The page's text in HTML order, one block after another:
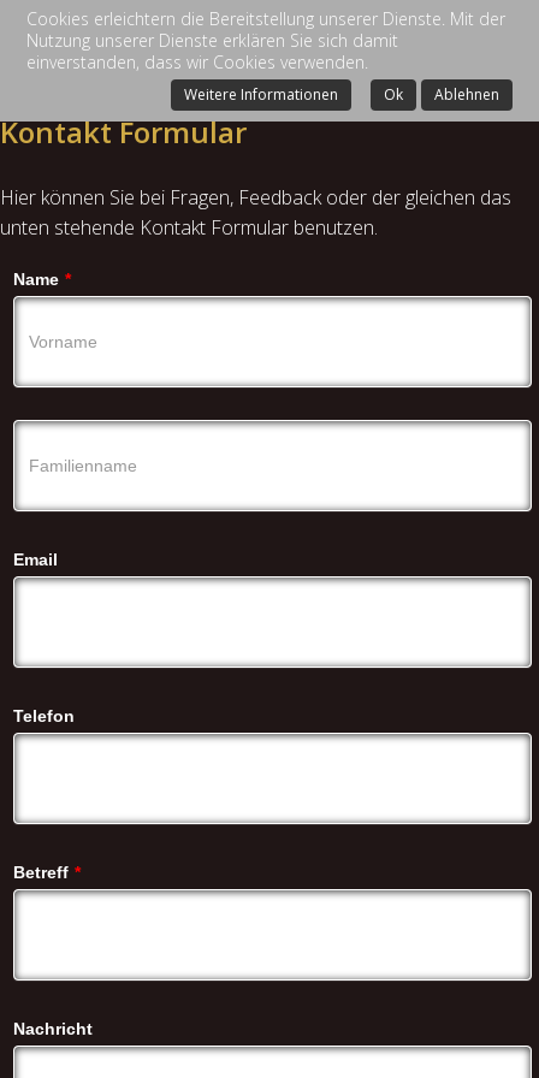
Kontakt Formular
Hier können Sie bei Fragen, Feedback oder der gleichen das
unten stehende Kontakt Formular benutzen.
Name *
Email
Telefon
Betreff *
Nachricht
Cookies erleichtern die Bereitstellung unserer Dienste. Mit der
Nutzung unserer Dienste erklären Sie sich damit
einverstanden, dass wir Cookies verwenden.
Weitere Informationen Ok Ablehnen